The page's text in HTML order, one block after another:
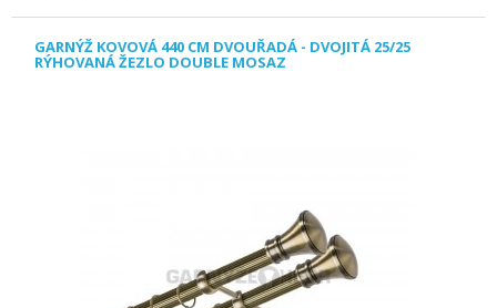
GARNÝŽ KOVOVÁ 440 CM DVOUŘADÁ - DVOJITÁ 25/25
RÝHOVANÁ ŽEZLO DOUBLE MOSAZ